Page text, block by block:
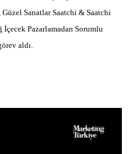
Güzel Sanatlar Saatchi & Saatchi
İçecek Pazarlamadan Sorumlu
aldı.